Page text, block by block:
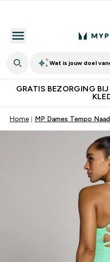
Wat is jouw doel
GRATIS BEZORGING
Home MP Dames Tempo